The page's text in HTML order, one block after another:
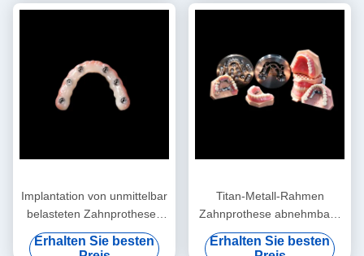
Implantation von unmittelbar
belasteten Zahnprothesen
Lichtrosa abnehmbare
künstliche Zähne
Erhalten Sie besten
Titan-Metall-Rahmen
Zahnprothese abnehmbare
falsche Zähne
Erhalten Sie besten